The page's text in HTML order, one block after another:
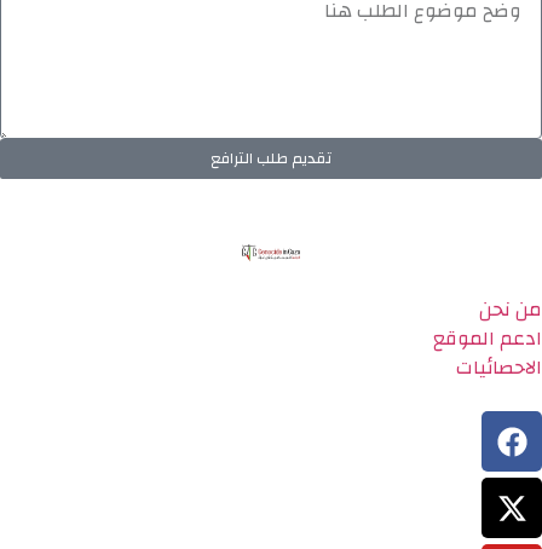
تقديم طلب الترافع
من نحن
ادعم الموقع
الاحصائيات